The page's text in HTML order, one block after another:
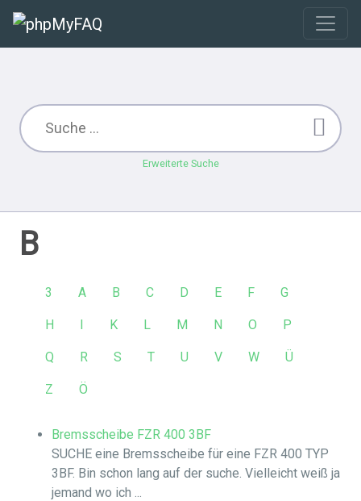
Erweiterte Suche
B
3 A B C D E F G
H I K L M N O P
Q R S T U V W Ü
Z Ö
Bremsscheibe FZR 400 3BF
SUCHE eine Bremsscheibe für eine FZR 400 TYP
3BF. Bin schon lang auf der suche. Vielleicht weiß ja
jemand wo ich ...